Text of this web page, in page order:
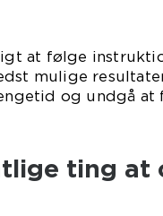
at følge
mulige
og undgå
ting at